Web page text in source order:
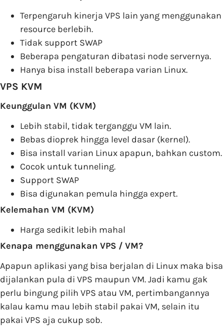
Terpengaruh kinerja VPS lain yang menggunakan
resource berlebih.
Tidak support SWAP
Beberapa pengaturan dibatasi node servernya.
Hanya bisa install beberapa varian Linux.
VPS KVM
Keunggulan VM (KVM)
Lebih stabil, tidak terganggu VM lain.
Bebas dioprek hingga level dasar (kernel).
Bisa install varian Linux apapun, bahkan custom.
Cocok untuk tunneling.
Support SWAP
Bisa digunakan pemula hingga expert.
Kelemahan VM (KVM)
Harga sedikit lebih mahal
Kenapa menggunakan VPS / VM?
Apapun aplikasi yang bisa berjalan di Linux maka bisa
dijalankan pula di VPS maupun VM. Jadi kamu gak
perlu bingung pilih VPS atau VM, pertimbangannya
kalau kamu mau lebih stabil pakai VM, selain itu
pakai VPS aja cukup sob.